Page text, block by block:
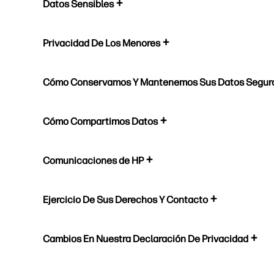
Datos Sensibles
Privacidad De Los Menores
Cómo Conservamos Y Mantenemos Sus Datos
Cómo Compartimos Datos
Comunicaciones de HP
Ejercicio De Sus Derechos Y Contacto
Cambios En Nuestra Declaración De Privacidad